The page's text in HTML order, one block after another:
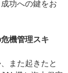
功への鍵をお
機管理スキ
また起きたと